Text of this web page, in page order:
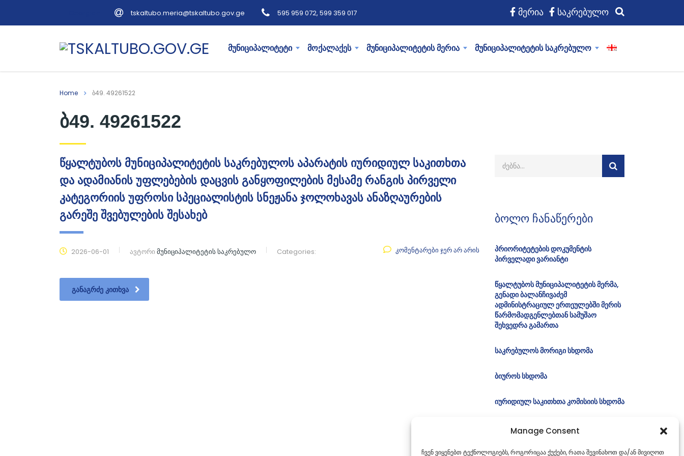
Manage Consent
ჩვენ ვიყენებთ ტექნოლოგიებს, როგორიცაა ქუქები, რათა შევინახოთ და/ან მივიღოთ
tskaltubo.meria@tskaltubo.gov.ge 595 959 072, 599 359 017 მერია საკრებულო
მუნიციპალიტეტი მოქალაქეს მუნიციპალიტეტის მერია მუნიციპალიტეტის საკრებულო
Home ბ49. 49261522
ბ49. 49261522
წყალტუბოს მუნიციპალიტეტის საკრებულოს აპარატის იურიდიულ საკითხთა
და ადამიანის უფლებების დაცვის განყოფილების მესამე რანგის პირველი
კატეგორიის უფროსი სპეციალისტის სნეჟანა ჯოლოხავას ანაზღაურების
გარეშე შვებულების შესახებ
2026-06-01 ავტორი მუნიციპალიტეტის საკრებულო Categories: კომენტარები ჯერ არ არის
ᲒᲐᲜᲐᲒᲠᲫᲔ ᲙᲘᲗᲮᲕᲐ
ბოლო ჩანაწერები
პრიორიტეტების დოკუმენტის
პირველადი ვარიანტი
წყალტუბოს მუნიციპალიტეტის მერმა,
გენადი ბალანჩივაძემ
ადმინისტრაციულ ერთეულებში მერის
წარმომადგენლებთან სამუშაო
შეხვედრა გამართა
საკრებულოს მორიგი სხდომა
ბიუროს სხდომა
იურიდიულ საკითხთა კომისიის სხდომა